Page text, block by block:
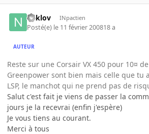
naklov INpactien
Posté(e) le 11 février 200818 a
AUTEUR
Reste sur une Corsair VX 450 pour 10¤
Greenpower sont bien mais celle que tu
LSP, le manchot qui ne prend pas de
Salut c'est fait je viens de passer la
jours je la recevrai (enfin j'espère)
Je vous tiens au courant.
Merci à tous